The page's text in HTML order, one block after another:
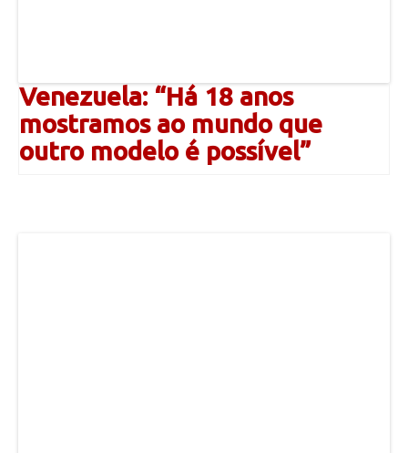
Venezuela: “Há 18 anos
mostramos ao mundo que
outro modelo é possível”